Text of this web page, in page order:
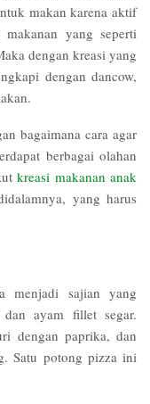
makan karena aktif
yang seperti
dengan kreasi yang
dengan dancow,
bagaimana cara agar
berbagai olahan
kreasi makanan anak
yang harus
menjadi sajian yang
ayam fillet segar.
dengan paprika, dan
Satu potong pizza ini